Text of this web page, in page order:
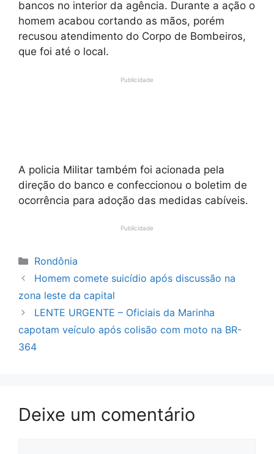
bancos no interior da agência. Durante a ação o
homem acabou cortando as mãos, porém
recusou atendimento do Corpo de Bombeiros,
que foi até o local.
Publicidade
A policia Militar também foi acionada pela
direção do banco e confeccionou o boletim de
ocorrência para adoção das medidas cabíveis.
Publicidade
Categorias
Rondônia
Homem comete suicídio após discussão na
zona leste da capital
LENTE URGENTE – Oficiais da Marinha
capotam veículo após colisão com moto na BR-
364
Deixe um comentário